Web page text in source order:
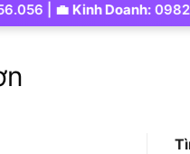
💼Kinh Doanh: